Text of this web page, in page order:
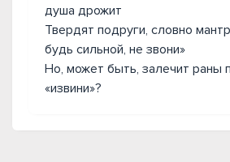
душа дрожит
Твердят подруги, словно
будь сильной, не звони»
Но, может быть, залечит раны
«извини»?